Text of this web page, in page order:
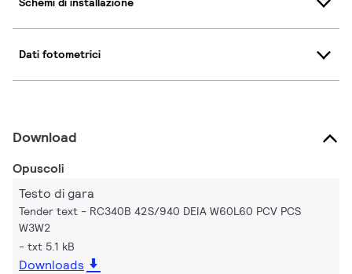
Dati fotometrici
Download
Opuscoli
Testo di gara
Tender text - RC340B 42S/940 DEIA W60L60 PCV PCS
W3W2
txt 5.1 kB
Downloads